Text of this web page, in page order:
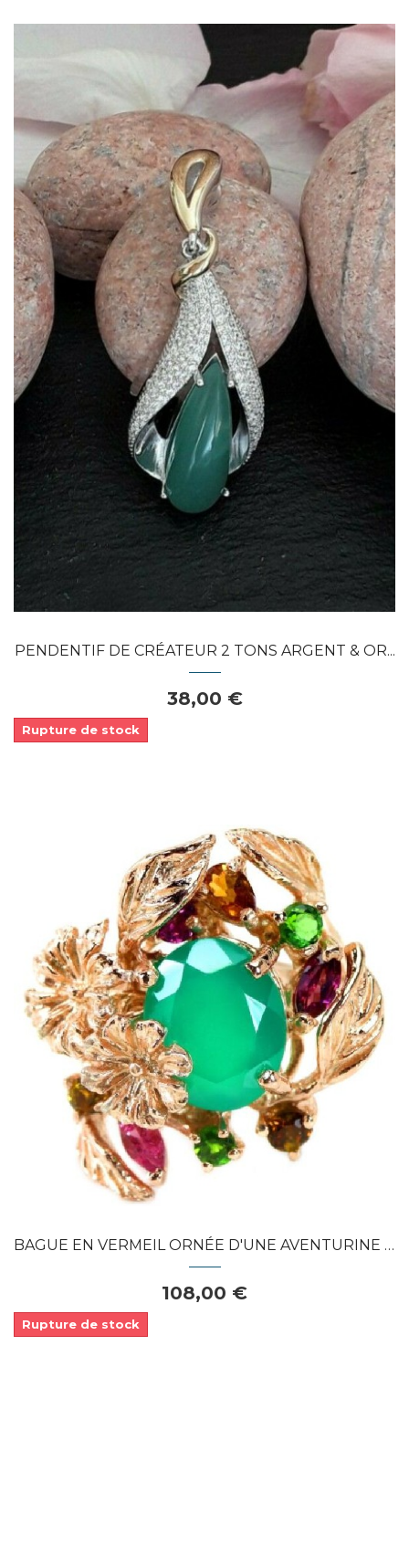
Dans mon panier
APERÇU RAPIDE
PENDENTIF DE CRÉATEUR 2 TONS ARGENT & OR...
38,00 €
Rupture de stock
Dans mon panier
APERÇU RAPIDE
BAGUE EN VERMEIL ORNÉE D'UNE AVENTURINE &...
108,00 €
Rupture de stock